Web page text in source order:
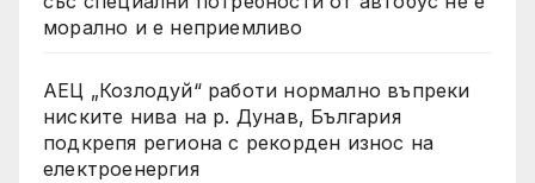
морално и е неприемливо
АЕЦ „Козлодуй“ работи нормално въпреки
ниските нива на р. Дунав, България
подкрепя региона с рекорден износ на
електроенергия